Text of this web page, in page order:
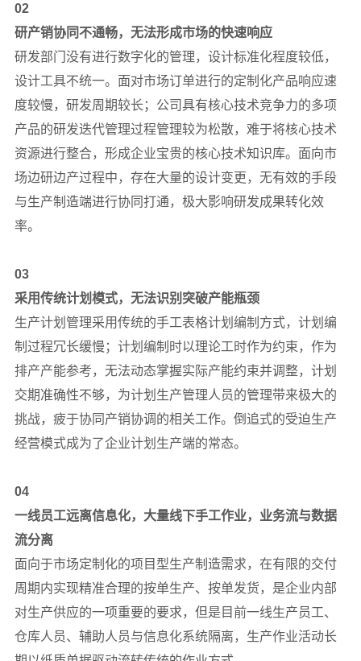
02
研产销协同不通畅，无法形成市场的快速响应
研发部门没有进行数字化的管理，设计标准化程度较低，
设计工具不统一。面对市场订单进行的定制化产品响应速
度较慢，研发周期较长；公司具有核心技术竞争力的多项
产品的研发迭代管理过程管理较为松散，难于将核心技术
资源进行整合，形成企业宝贵的核心技术知识库。面向市
场边研边产过程中，存在大量的设计变更，无有效的手段
与生产制造端进行协同打通，极大影响研发成果转化效
率。
03
采用传统计划模式，无法识别突破产能瓶颈
生产计划管理采用传统的手工表格计划编制方式，计划编
制过程冗长缓慢；计划编制时以理论工时作为约束，作为
排产产能参考，无法动态掌握实际产能约束并调整，计划
交期准确性不够，为计划生产管理人员的管理带来极大的
挑战，疲于协同产销协调的相关工作。倒追式的受迫生产
经营模式成为了企业计划生产端的常态。
04
一线员工远离信息化，大量线下手工作业，业务流与数据
流分离
面向于市场定制化的项目型生产制造需求，在有限的交付
周期内实现精准合理的按单生产、按单发货，是企业内部
对生产供应的一项重要的要求，但是目前一线生产员工、
仓库人员、辅助人员与信息化系统隔离，生产作业活动长